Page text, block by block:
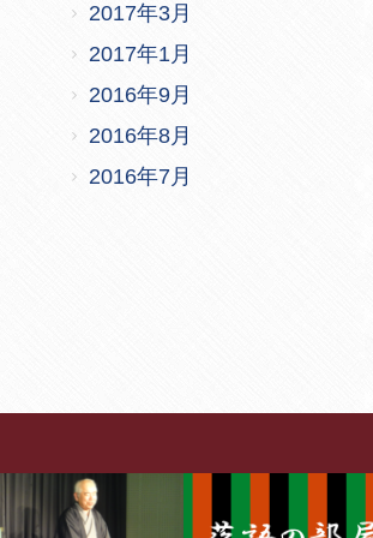
2017年3月
2017年1月
2016年9月
2016年8月
2016年7月